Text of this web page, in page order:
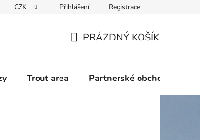
CZK Přihlášení Registrace
KOŠÍK
PRÁZDNÝ KOŠÍK
Trout area Partnerské obchody